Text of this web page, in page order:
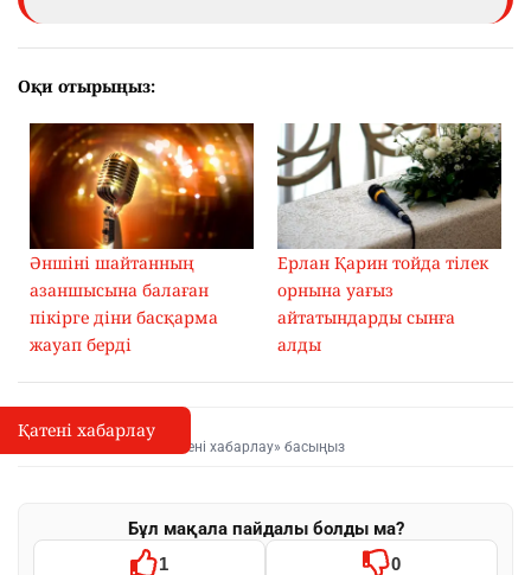
Оқи отырыңыз:
Әншіні шайтанның
азаншысына балаған
пікірге діни басқарма
жауап берді
Ерлан Қарин тойда тілек
орнына уағыз
айтатындарды сынға
алды
I
Қате туралы хабарлау
Мәтінді белгілеп, «Қатені хабарлау» басыңыз
Бұл мақала пайдалы болды ма?
1 0
Қатені хабарлау